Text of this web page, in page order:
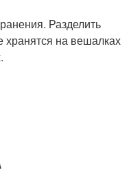
Разделить
на вешалках